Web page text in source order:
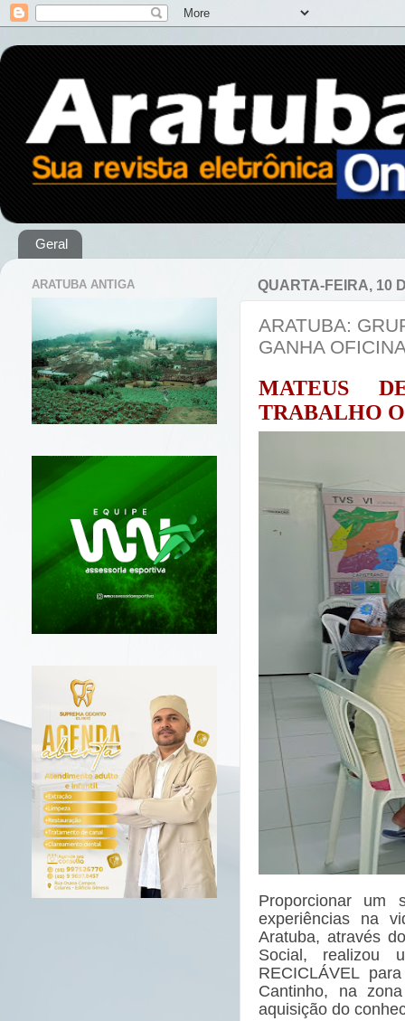
Geral
QUARTA-FEIRA, 10
ARATUBA:
GANHA
MATEUS
TRABALHO
Proporcionar um
experiências na
Aratuba, através
Social, realizou
RECICLÁVEL
Cantinho, na
aquisição do
ARATUBA ANTIGA